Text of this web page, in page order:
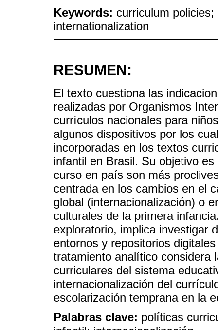
Keywords: curriculum
internationalization
RESUMEN:
El texto cuestiona las
realizadas por Organismos
currículos nacionales para
algunos dispositivos por los
incorporadas en los textos
infantil en Brasil. Su objetivo
curso en país son más
centrada en los cambios en el
global (internacionalización) o
culturales de la primera
exploratorio, implica investigar
entornos y repositorios
tratamiento analítico considera
curriculares del sistema
internacionalización del
escolarización temprana en la
Palabras clave: políticas